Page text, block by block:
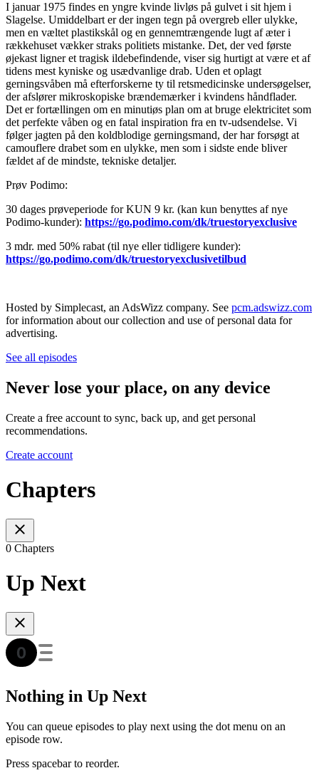
I januar 1975 findes en yngre kvinde livløs på gulvet i sit hjem i
Slagelse. Umiddelbart er der ingen tegn på overgreb eller ulykke,
men en væltet plastikskål og en gennemtrængende lugt af æter i
rækkehuset vækker straks politiets mistanke. Det, der ved første
øjekast ligner et tragisk ildebefindende, viser sig hurtigt at være et af
tidens mest kyniske og usædvanlige drab. Uden et oplagt
gerningsvåben må efterforskerne ty til retsmedicinske undersøgelser,
der afslører mikroskopiske brændemærker i kvindens håndflader.
Det er fortællingen om en minutiøs plan om at bruge elektricitet som
det perfekte våben og en fatal inspiration fra en tv-udsendelse. Vi
følger jagten på den koldblodige gerningsmand, der har forsøgt at
camouflere drabet som en ulykke, men som i sidste ende bliver
fældet af de mindste, tekniske detaljer.
Prøv Podimo:
30 dages prøveperiode for KUN 9 kr. (kan kun benyttes af nye
Podimo-kunder): https://go.podimo.com/dk/truestoryexclusive
3 mdr. med 50% rabat (til nye eller tidligere kunder):
https://go.podimo.com/dk/truestoryexclusivetilbud
Hosted by Simplecast, an AdsWizz company. See pcm.adswizz.com
for information about our collection and use of personal data for
advertising.
See all episodes
Never lose your place, on any device
Create a free account to sync, back up, and get personal
recommendations.
Create account
Chapters
0 Chapters
Up Next
Nothing in Up Next
You can queue episodes to play next using the dot menu on an
episode row.
Press spacebar to reorder.